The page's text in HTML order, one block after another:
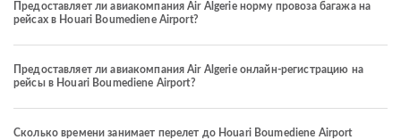
Предоставляет ли авиакомпания Air Algerie норму провоза багажа на
рейсах в Houari Boumediene Airport?
Предоставляет ли авиакомпания Air Algerie онлайн-регистрацию на
рейсы в Houari Boumediene Airport?
Сколько времени занимает перелет до Houari Boumediene Airport